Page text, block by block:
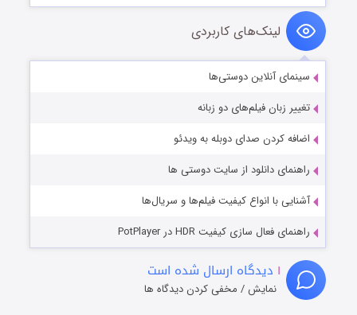
لینک‌های کاربردی
سینمای آنلاین دوستی‌ها
تغییر زبان فیلم‌های دو زبانه
اضافه کردن صدای دوبله به ویدئو
راهنمای دانلود از سایت دوستی ها
آشنایی با انواع کیفیت فیلم‌ها و سریال‌ها
راهنمای فعال سازی کیفیت HDR در PotPlayer
۱ دیدگاه ارسال شده است
نمایش / مخفی کردن دیدگاه ها